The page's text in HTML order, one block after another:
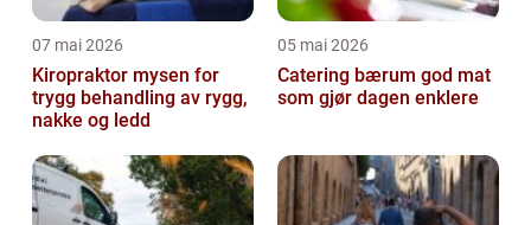
07 mai 2026
Kiropraktor mysen for
trygg behandling av rygg,
nakke og ledd
05 mai 2026
Catering bærum god mat
som gjør dagen enklere